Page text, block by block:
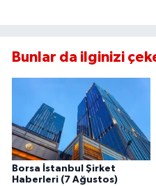
Bunlar da ilginizi
Borsa İstanbul Şirket
Haberleri (7 Ağustos)